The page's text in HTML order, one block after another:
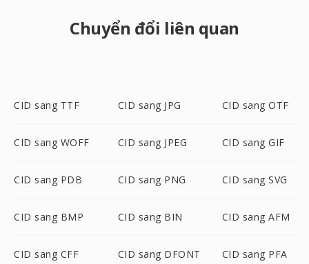
Chuyển đổi liên quan
CID sang TTF CID sang JPG CID sang OTF
CID sang WOFF CID sang JPEG CID sang GIF
CID sang PDB CID sang PNG CID sang SVG
CID sang BMP CID sang BIN CID sang AFM
CID sang CFF CID sang DFONT CID sang PFA